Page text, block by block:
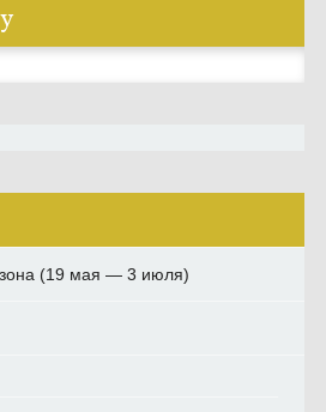
(19 мая — 3 июля)